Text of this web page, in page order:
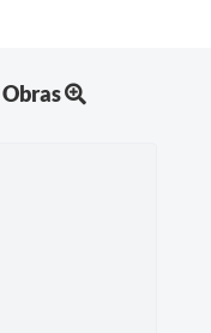
Obras